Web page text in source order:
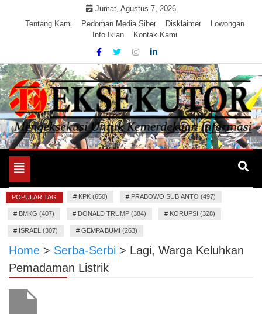
Jumat, Agustus 7, 2026
Tentang Kami
Pedoman Media Siber Disklaimer
Lowongan
Info Iklan
Kontak Kami
EKSEKUTOR
Mengeksekusi Berita Untuk Kemerdekaan dan Keadilan
Toggle
navigation
POPULAR TAG # KPK (650) # PRABOWO SUBIANTO (497)
# BMKG (407) # DONALD TRUMP (384) # KORUPSI (328)
# ISRAEL (307) # GEMPA BUMI (263)
Home > Serba-Serbi > Lagi, Warga Keluhkan
Pemadaman Listrik